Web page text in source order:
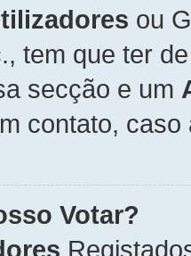
ou
tem que ter
secção e um
contato,
Votar?